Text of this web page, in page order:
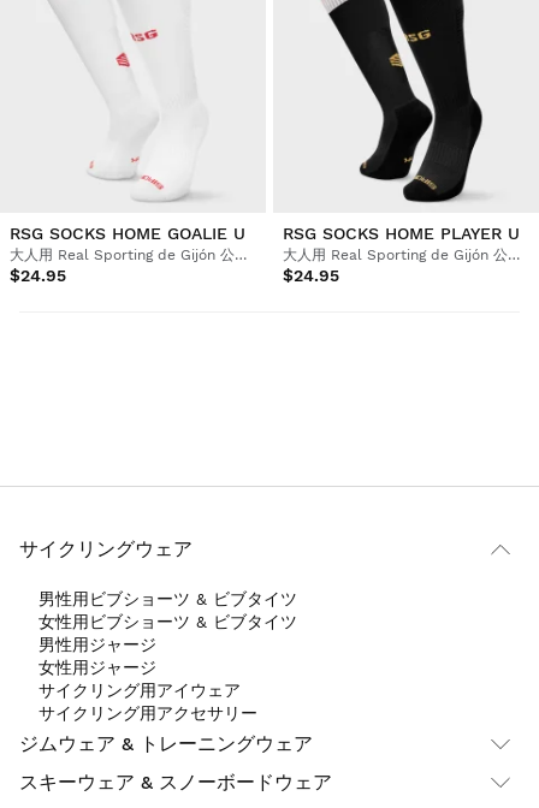
RSG SOCKS HOME GOALIE U
大人用 Real Sporting de Gijón 公式サッカーソックス
$24.95
RSG SOCKS HOME PLAYER U
大人用 Real Sporting de Gijón 公式サッカーソックス
$24.95
サイクリングウェア
男性用ビブショーツ & ビブタイツ
女性用ビブショーツ & ビブタイツ
男性用ジャージ
女性用ジャージ
サイクリング用アイウェア
サイクリング用アクセサリー
ジムウェア & トレーニングウェア
スキーウェア & スノーボードウェア